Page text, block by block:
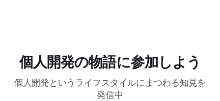
菜でよいという提案」 を読んで、日々のリズムを健やかに
保つためのヒントがたくさん詰まっていると感じまし
す。 この記事では、それを実現するためのtmuxの設定方法
を紹介します。 動画で見る(英語): ポップアップウィンドウ
ドを使うとポップアップウィンドウを表示でき、ちょっとし
たツールにすぐアクセスするのに便利です。 僕はlazygitで
個人開発の物語に参加しよう
個人開発というライフスタイルにまつわる知見を
発信中